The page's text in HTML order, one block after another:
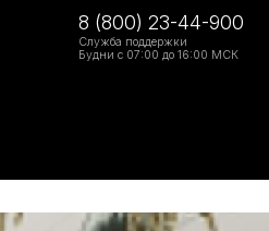
8 (800) 23-44-900
Служба поддержки
Будни с 07:00 до 16:00 МСК